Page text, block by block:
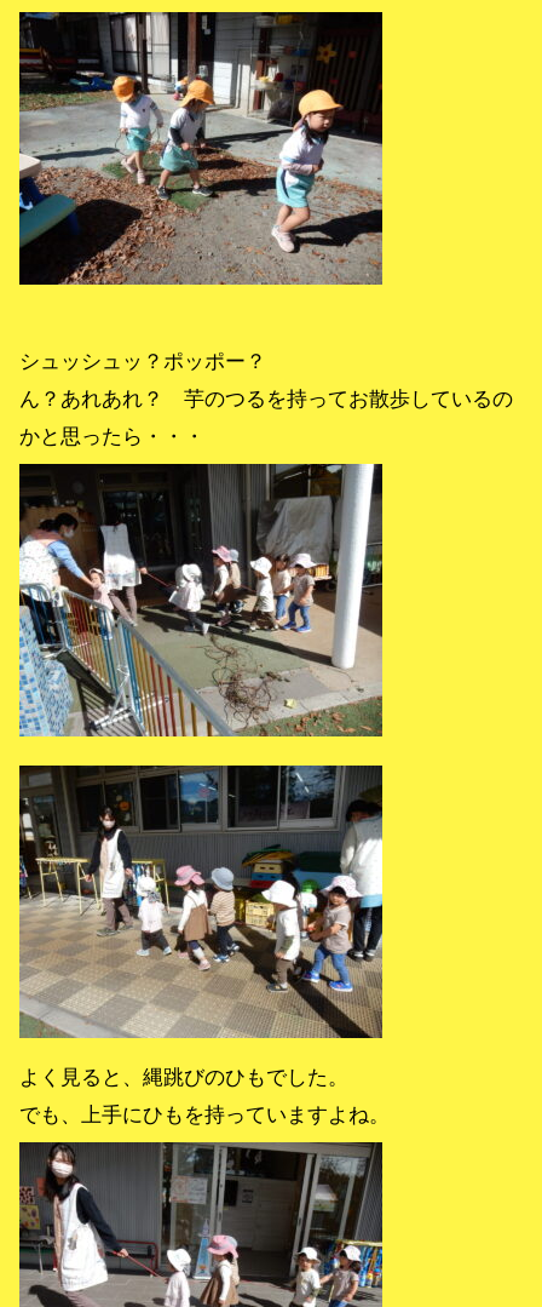
シュッシュッ？ポッポー？
ん？あれあれ？ 芋のつるを持ってお散歩しているの
かと思ったら・・・
よく見ると、縄跳びのひもでした。
でも、上手にひもを持っていますよね。